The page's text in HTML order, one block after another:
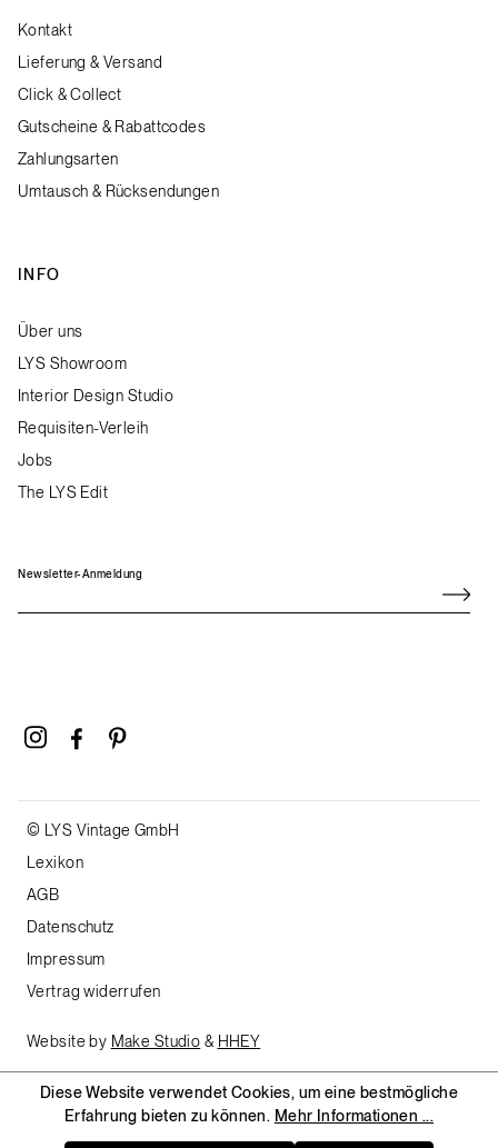
Kontakt
Lieferung & Versand
Click & Collect
Gutscheine & Rabattcodes
Zahlungsarten
Umtausch & Rücksendungen
INFO
Über uns
LYS Showroom
Interior Design Studio
Requisiten-Verleih
Jobs
The LYS Edit
Newsletter-Anmeldung
© LYS Vintage GmbH
Lexikon
AGB
Datenschutz
Impressum
Vertrag widerrufen
Website by Make Studio & HHEY
Diese Website verwendet Cookies, um eine bestmögliche
Erfahrung bieten zu können. Mehr Informationen ...